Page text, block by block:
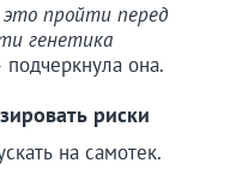
это пройти перед
генетика
подчеркнула она.
риски
на самотек.